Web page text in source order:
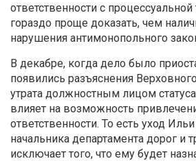
ответственности с
гораздо проще доказать, чем
нарушения антимонопольного
В декабре, когда дело было
появились разъяснения
утрата должностным лицом
влияет на возможность
ответственности. То есть уход
начальника департамента дорог и
исключает того, что ему будет